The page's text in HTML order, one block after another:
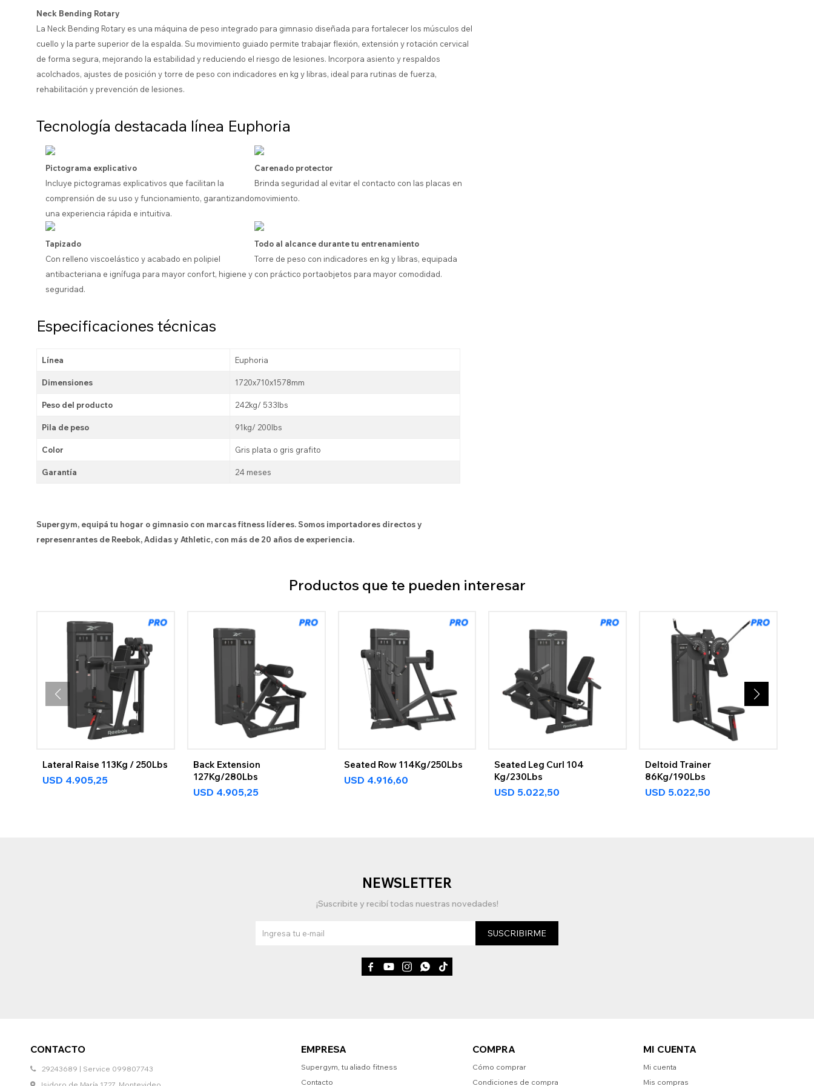
Neck Bending Rotary
La Neck Bending Rotary es una máquina de peso integrado para gimnasio diseñada para fortalecer los músculos del
cuello y la parte superior de la espalda. Su movimiento guiado permite trabajar flexión, extensión y rotación cervical
de forma segura, mejorando la estabilidad y reduciendo el riesgo de lesiones. Incorpora asiento y respaldos
acolchados, ajustes de posición y torre de peso con indicadores en kg y libras, ideal para rutinas de fuerza,
rehabilitación y prevención de lesiones.
Tecnología destacada línea Euphoria
Pictograma explicativo
Incluye pictogramas explicativos que facilitan la
comprensión de su uso y funcionamiento, garantizando
una experiencia rápida e intuitiva.
Carenado protector
Brinda seguridad al evitar el contacto con las placas en
movimiento.
Tapizado
Con relleno viscoelástico y acabado en polipiel
antibacteriana e ignífuga para mayor confort, higiene y
seguridad.
Todo al alcance durante tu entrenamiento
Torre de peso con indicadores en kg y libras, equipada
con práctico portaobjetos para mayor comodidad.
Especificaciones técnicas
Línea Euphoria
Dimensiones 1720x710x1578mm
Peso del producto 242kg/ 533lbs
Pila de peso 91kg/ 200lbs
Color Gris plata o gris grafito
Garantía 24 meses
Supergym, equipá tu hogar o gimnasio con marcas fitness líderes. Somos importadores directos y
represenrantes de Reebok, Adidas y Athletic, con más de 20 años de experiencia.
Productos que te pueden interesar
Lateral Raise 113Kg / 250Lbs
USD 4.905,25
Back Extension
127Kg/280Lbs
USD 4.905,25
Seated Row 114Kg/250Lbs
USD 4.916,60
Seated Leg Curl 104
Kg/230Lbs
USD 5.022,50
Deltoid Trainer
86Kg/190Lbs
USD 5.022,50
CONTACTO
29243689 | Service 099807743
EMPRESA
Supergym, tu aliado fitness
Contacto
COMPRA
Cómo comprar
Condiciones de compra
MI CUENTA
Mi cuenta
Mis compras
NEWSLETTER
¡Suscribite y recibí todas nuestras novedades!
SUSCRIBIRME
    